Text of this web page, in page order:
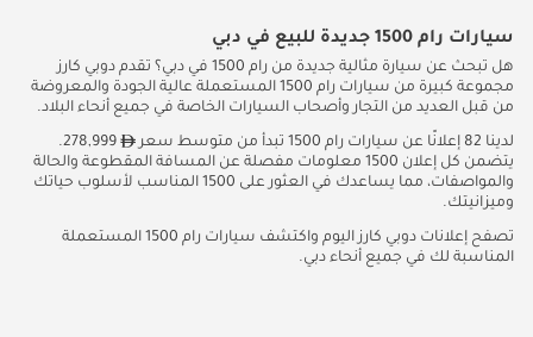
سيارات رام 1500 جديدة للبيع في دبي
هل تبحث عن سيارة مثالية جديدة من رام 1500 في دبي؟ تقدم دوبي كارز
مجموعة كبيرة من سيارات رام 1500 المستعملة عالية الجودة والمعروضة
من قبل العديد من التجار وأصحاب السيارات الخاصة في جميع أنحاء البلاد.
لدينا 82 إعلانًا عن سيارات رام 1500 تبدأ من متوسط سعر
278,999.
يتضمن كل إعلان 1500 معلومات مفصلة عن المسافة المقطوعة والحالة
والمواصفات، مما يساعدك في العثور على 1500 المناسب لأسلوب حياتك
وميزانيتك.
تصفح إعلانات دوبي كارز اليوم واكتشف سيارات رام 1500 المستعملة
المناسبة لك في جميع أنحاء دبي.